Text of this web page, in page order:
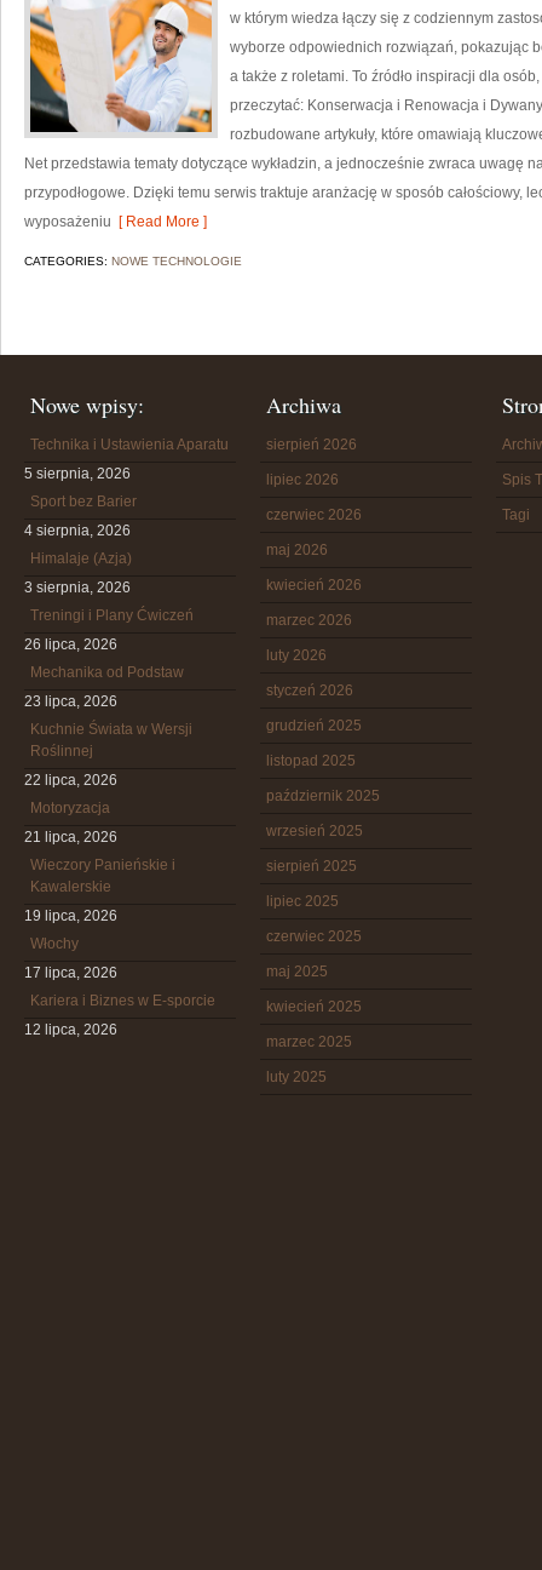
w którym wiedza łączy się z codziennym
wyborze odpowiednich rozwiązań, pokazując
a także z roletami. To źródło inspiracji dla
przeczytać: Konserwacja i Renowacja i
rozbudowane artykuły, które omawiają
Net przedstawia tematy dotyczące wykładzin, a jednocześnie zwraca uwagę
przypodłogowe. Dzięki temu serwis traktuje aranżację w sposób całościowy,
wyposażeniu [ Read More ]
CATEGORIES: NOWE TECHNOLOGIE
Nowe wpisy:
Technika i Ustawienia Aparatu
5 sierpnia, 2026
Sport bez Barier
4 sierpnia, 2026
Himalaje (Azja)
3 sierpnia, 2026
Treningi i Plany Ćwiczeń
26 lipca, 2026
Mechanika od Podstaw
23 lipca, 2026
Kuchnie Świata w Wersji
Roślinnej
22 lipca, 2026
Motoryzacja
21 lipca, 2026
Wieczory Panieńskie i
Kawalerskie
19 lipca, 2026
Włochy
17 lipca, 2026
Kariera i Biznes w E-sporcie
12 lipca, 2026
Archiwa
sierpień 2026
lipiec 2026
czerwiec 2026
maj 2026
kwiecień 2026
marzec 2026
luty 2026
styczeń 2026
grudzień 2025
listopad 2025
październik 2025
wrzesień 2025
sierpień 2025
lipiec 2025
czerwiec 2025
maj 2025
kwiecień 2025
marzec 2025
luty 2025
Spis
Tagi